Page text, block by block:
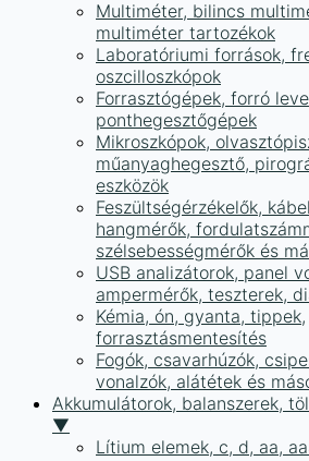
Multiméter, bilincs
multiméter tartozékok
Laboratóriumi források,
oszcilloszkópok
Forrasztógépek, forró
ponthegesztőgépek
Mikroszkópok,
műanyaghegesztő,
eszközök
Feszültségérzékelők,
hangmérők,
szélsebességmérők és
USB analizátorok, panel
ampermérők, teszterek,
Kémia, ón, gyanta, tippek,
forrasztásmentesítés
Fogók, csavarhúzók,
vonalzók, alátétek és
Akkumulátorok, balanszerek,
▼
Lítium elemek, c, d, aa,